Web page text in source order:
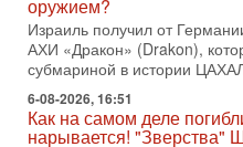
6-08-2026, 16:51
Как на самом деле
нарывается!
В эфире телеканала ITON-
ЦАХАЛа в отставке,
Ведет программу Александр